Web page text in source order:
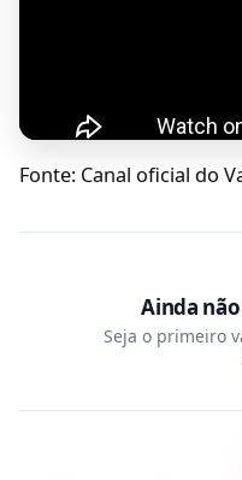
Fonte: Canal oficial do
Ainda
Seja o primeiro